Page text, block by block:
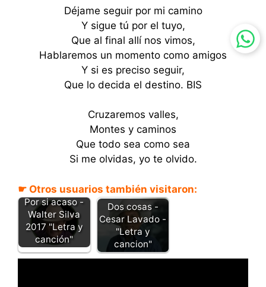
Déjame seguir por mi camino
Y sigue tú por el tuyo,
Que al final allí nos vimos,
Hablaremos un momento como amigos
Y si es preciso seguir,
Que lo decida el destino. BIS
Cruzaremos valles,
Montes y caminos
Que todo sea como sea
Si me olvidas, yo te olvido.
☛ Otros usuarios también visitaron:
Por si acaso -
Walter Silva
2017 "Letra y
canción"
Dos cosas -
Cesar Lavado -
"Letra y
cancion"